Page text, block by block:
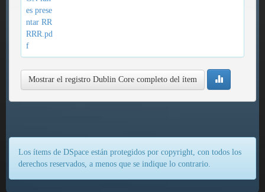
es prese
ntar RR
RRR.pd
f
Mostrar el registro Dublin Core completo del ítem
Los ítems de DSpace están protegidos por copyright, con todos los
derechos reservados, a menos que se indique lo contrario.